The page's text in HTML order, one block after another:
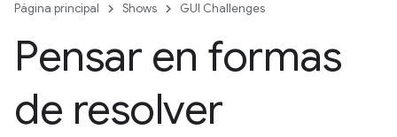
Página principal Shows GUI Challenges
Pensar en formas
de resolver